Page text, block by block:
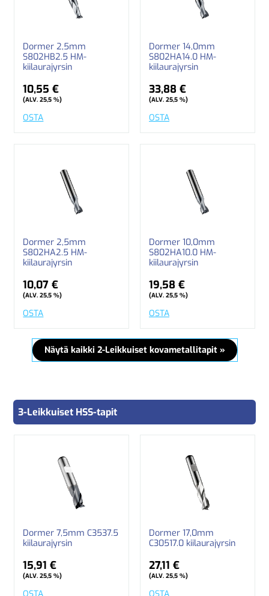
Dormer 2,5mm
S802HB2.5 HM-
kiilaurajyrsin
10,55 €
(ALV. 25,5 %)
OSTA
Dormer 14,0mm
S802HA14.0 HM-
kiilaurajyrsin
33,88 €
(ALV. 25,5 %)
OSTA
Dormer 2,5mm
S802HA2.5 HM-
kiilaurajyrsin
10,07 €
(ALV. 25,5 %)
OSTA
Dormer 10,0mm
S802HA10.0 HM-
kiilaurajyrsin
19,58 €
(ALV. 25,5 %)
OSTA
Näytä kaikki 2-Leikkuiset kovametallitapit »
3-Leikkuiset HSS-tapit
Dormer 7,5mm C3537.5
kiilaurajyrsin
15,91 €
(ALV. 25,5 %)
Dormer 17,0mm
C30517.0 kiilaurajyrsin
27,11 €
(ALV. 25,5 %)